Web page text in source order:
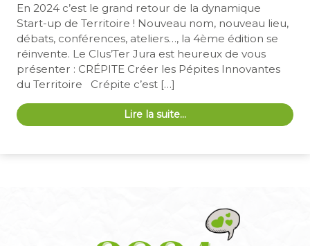
En 2024 c’est le grand retour de la dynamique
Start-up de Territoire ! Nouveau nom, nouveau lieu,
débats, conférences, ateliers…, la 4ème édition se
réinvente. Le Clus’Ter Jura est heureux de vous
présenter : CRÉPITE Créer les Pépites Innovantes
du Territoire Crépite c’est […]
Lire la suite…